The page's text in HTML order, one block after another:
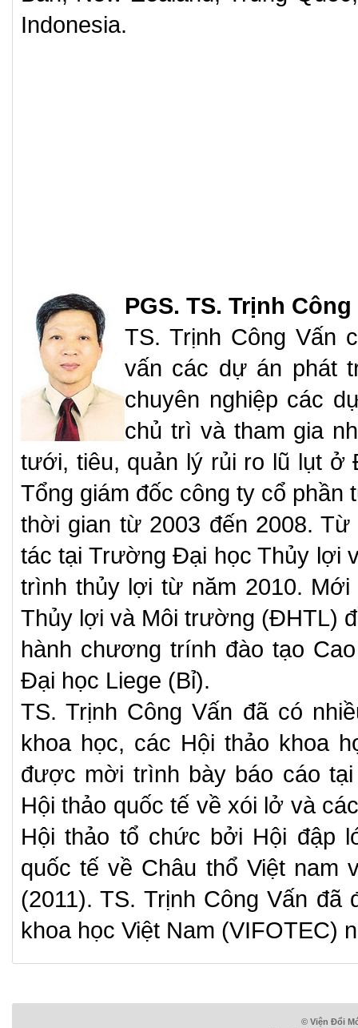
Indonesia.
PGS. TS. Trịnh
TS. Trịnh Công Vấn
vấn các dự án phát
chuyên nghiệp các
chủ trì và tham gia
tưới, tiêu, quản lý rủi ro lũ lụt ở
Tổng giám đốc công ty cổ
thời gian từ 2003 đến 2008.
tác tại Trường Đại học Thủy lợi
trình thủy lợi từ năm 2010.
Thủy lợi và Môi trường (ĐHTL)
hành chương trính đào tạo
Đại học Liege (Bỉ).
TS. Trịnh Công Vấn đã có
khoa học, các Hội thảo khoa
được mời trình bày báo cáo tại
Hội thảo quốc tế về xói lở và
Hội thảo tổ chức bởi Hội đập
quốc tế về Châu thổ Việt nam
(2011). TS. Trịnh Công Vấn
khoa học Việt Nam (VIFOTEC)
© Viện Đổi